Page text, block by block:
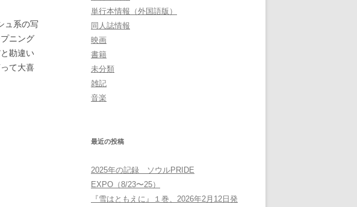
ュ系の写
ニング
勘違い
て大喜
単行本情報（外国語版）
同人誌情報
映画
書籍
未分類
雑記
音楽
最近の投稿
2025年の記録 ソウルPRIDE
EXPO（8/23〜25）
『雪はともえに』１巻、2026年2月12日発